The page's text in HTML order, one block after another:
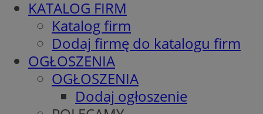
KATALOG FIRM
Katalog firm
Dodaj firmę do katalogu firm
OGŁOSZENIA
OGŁOSZENIA
Dodaj ogłoszenie